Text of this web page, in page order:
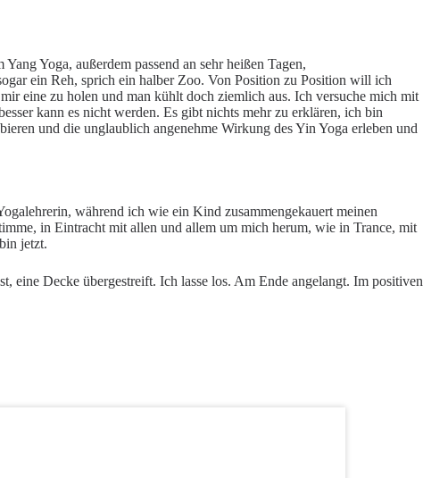
Yoga, außerdem passend an sehr heißen Tagen,
ein Reh, sprich ein halber Zoo. Von Position zu Position will ich
eine zu holen und man kühlt doch ziemlich aus. Ich versuche mich mit
kann es nicht werden. Es gibt nichts mehr zu erklären, ich bin
und die unglaublich angenehme Wirkung des Yin Yoga erleben und
während ich wie ein Kind zusammengekauert meinen
in Eintracht mit allen und allem um mich herum, wie in Trance, mit
jetzt.
Decke übergestreift. Ich lasse los. Am Ende angelangt. Im positiven